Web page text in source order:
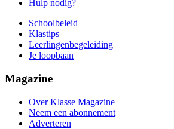
Hulp nodig?
Schoolbeleid
Klastips
Leerlingen­begeleiding
Je loopbaan
Magazine
Over Klasse Magazine
Neem een abonnement
Adverteren